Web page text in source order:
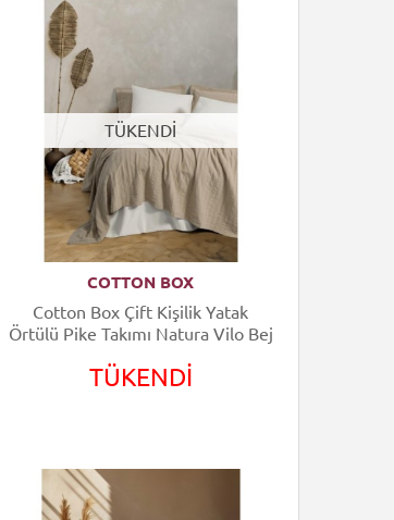
TÜKENDİ
COTTON BOX
Cotton Box Çift Kişilik Yatak
Örtülü Pike Takımı Natura Vilo Bej
TÜKENDİ